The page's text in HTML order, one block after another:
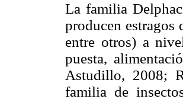
La familia
producen estragos
entre otros) a
puesta,
Astudillo, 2008;
familia de